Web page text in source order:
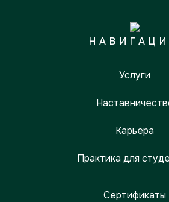
Услуги
Карьера
Практика для
Сертификаты